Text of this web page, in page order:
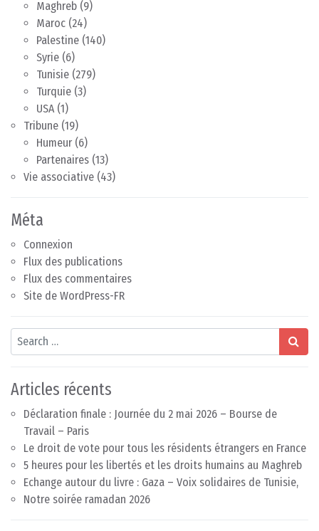
Maghreb (9)
Maroc (24)
Palestine (140)
Syrie (6)
Tunisie (279)
Turquie (3)
USA (1)
Tribune (19)
Humeur (6)
Partenaires (13)
Vie associative (43)
Méta
Connexion
Flux des publications
Flux des commentaires
Site de WordPress-FR
Search
Articles récents
Déclaration finale : Journée du 2 mai 2026 – Bourse de
Travail – Paris
Le droit de vote pour tous les résidents étrangers en France
5 heures pour les libertés et les droits humains au Maghreb
Echange autour du livre : Gaza – Voix solidaires de Tunisie,
Notre soirée ramadan 2026